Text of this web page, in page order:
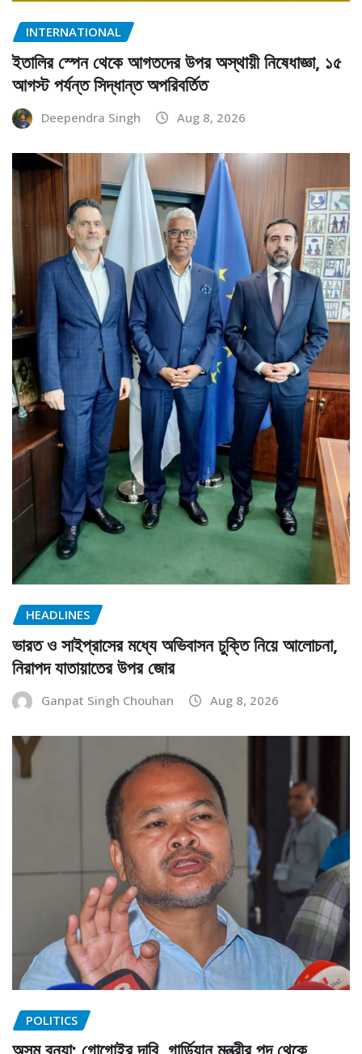
INTERNATIONAL
ইতালির স্পেন থেকে আগতদের উপর অস্থায়ী নিষেধাজ্ঞা, ১৫
আগস্ট পর্যন্ত সিদ্ধান্ত অপরিবর্তিত
Deependra Singh Aug 8, 2026
HEADLINES
ভারত ও সাইপ্রাসের মধ্যে অভিবাসন চুক্তি নিয়ে আলোচনা,
নিরাপদ যাতায়াতের উপর জোর
Ganpat Singh Chouhan Aug 8, 2026
POLITICS